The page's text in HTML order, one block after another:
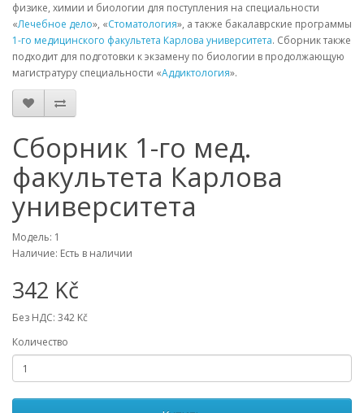
физике, химии и биологии для поступления на специальности
«Лечебное дело», «Стоматология», а также бакалаврские программы
1-го медицинского факультета Карлова университета. Сборник также
подходит для подготовки к экзамену по биологии в продолжающую
магистратуру специальности «Аддиктология».
Сборник 1-го мед.
факультета Карлова
университета
Модель: 1
Наличие: Есть в наличии
342 Kč
Без НДС: 342 Kč
Количество